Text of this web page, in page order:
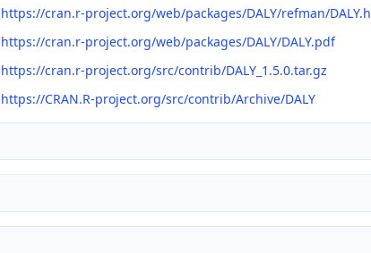
https://cran.r-project.org/web/packages/DALY/refman/
https://cran.r-project.org/web/packages/DALY/DALY.pdf
https://cran.r-project.org/src/contrib/DALY_1.5.0.tar.gz
https://CRAN.R-project.org/src/contrib/Archive/DALY